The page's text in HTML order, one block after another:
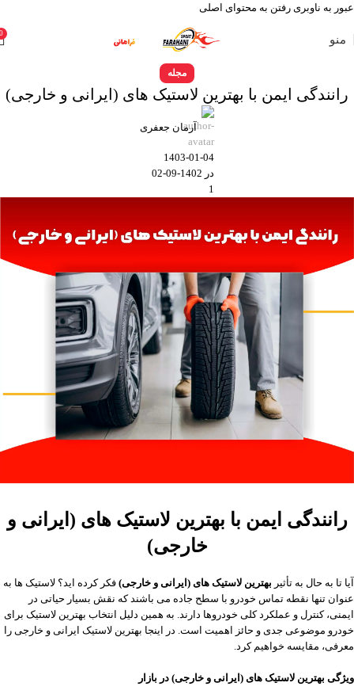
عبور به ناوبری رفتن به محتوای اصلی
منو
مجله
رانندگی ایمن با بهترین لاستیک های (ایرانی و خارجی)
آرمان جعفری
1403-01-04
در 1402-09-02
1
رانندگی ایمن با بهترین لاستیک های (ایرانی و
خارجی)
آیا تا به حال به تأثیر بهترین لاستیک های (ایرانی و خارجی) فکر کرده اید؟ لاستیک ها به
عنوان تنها نقطه تماس خودرو با سطح جاده می باشند که نقش بسیار حیاتی در
ایمنی، کنترل و عملکرد کلی خودروها دارند. به همین دلیل انتخاب بهترین لاستیک برای
خودرو موضوعی جدی و حائز اهمیت است. در اینجا بهترین لاستیک ایرانی و خارجی را
معرفی، مقایسه خواهیم کرد.
ویژگی بهترین لاستیک های (ایرانی و خارجی) در بازار